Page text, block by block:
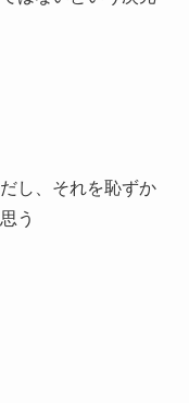
し、それを恥ずか
う